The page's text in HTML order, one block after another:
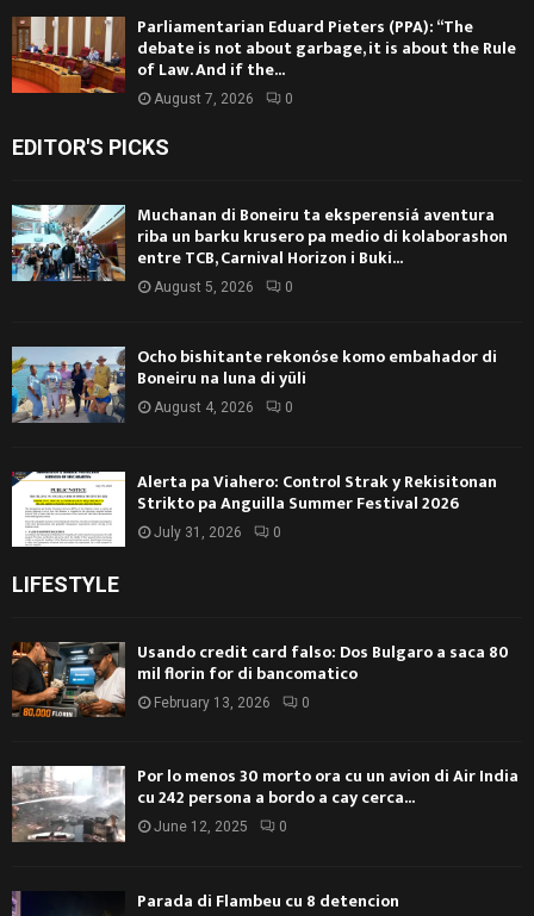
Parliamentarian Eduard Pieters (PPA): “The
debate is not about garbage, it is about the Rule
of Law. And if the...
August 7, 2026 0
EDITOR'S PICKS
Muchanan di Boneiru ta eksperensiá aventura
riba un barku krusero pa medio di kolaborashon
entre TCB, Carnival Horizon i Buki...
August 5, 2026 0
Ocho bishitante rekonóse komo embahador di
Boneiru na luna di yüli
August 4, 2026 0
Alerta pa Viahero: Control Strak y Rekisitonan
Strikto pa Anguilla Summer Festival 2026
July 31, 2026 0
LIFESTYLE
Usando credit card falso: Dos Bulgaro a saca 80
mil florin for di bancomatico
February 13, 2026 0
Por lo menos 30 morto ora cu un avion di Air India
cu 242 persona a bordo a cay cerca...
June 12, 2025 0
Parada di Flambeu cu 8 detencion